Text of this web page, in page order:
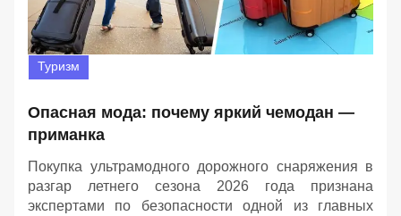
Туризм
Опасная мода: почему яркий чемодан —
приманка
Покупка ультрамодного дорожного снаряжения в
разгар летнего сезона 2026 года признана
экспертами по безопасности одной из главных